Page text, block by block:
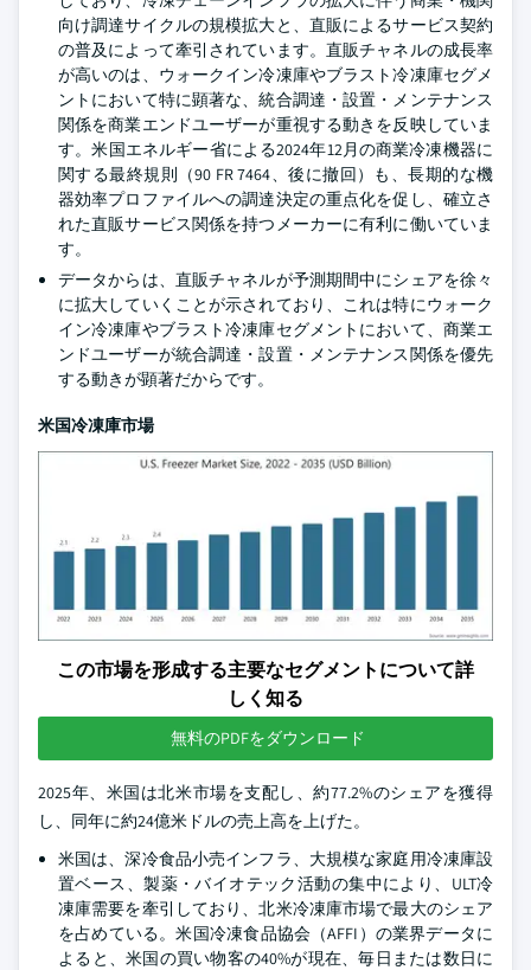
向け調達サイクルの規模拡大と、直販によるサービス契約
の普及によって牽引されています。直販チャネルの成長率
が高いのは、ウォークイン冷凍庫やブラスト冷凍庫セグメ
ントにおいて特に顕著な、統合調達・設置・メンテナンス
関係を商業エンドユーザーが重視する動きを反映していま
す。米国エネルギー省による2024年12月の商業冷凍機器に
関する最終規則（90 FR 7464、後に撤回）も、長期的な機
器効率プロファイルへの調達決定の重点化を促し、確立さ
れた直販サービス関係を持つメーカーに有利に働いていま
す。
データからは、直販チャネルが予測期間中にシェアを徐々
に拡大していくことが示されており、これは特にウォーク
イン冷凍庫やブラスト冷凍庫セグメントにおいて、商業エ
ンドユーザーが統合調達・設置・メンテナンス関係を優先
する動きが顕著だからです。
米国冷凍庫市場
この市場を形成する主要なセグメントについて詳
しく知る
無料のPDFをダウンロード
2025年、米国は北米市場を支配し、約77.2%のシェアを獲得
し、同年に約24億米ドルの売上高を上げた。
米国は、深冷食品小売インフラ、大規模な家庭用冷凍庫設
置ベース、製薬・バイオテック活動の集中により、ULT冷
凍庫需要を牽引しており、北米冷凍庫市場で最大のシェア
を占めている。米国冷凍食品協会（AFFI）の業界データに
よると、米国の買い物客の40%が現在、毎日または数日に